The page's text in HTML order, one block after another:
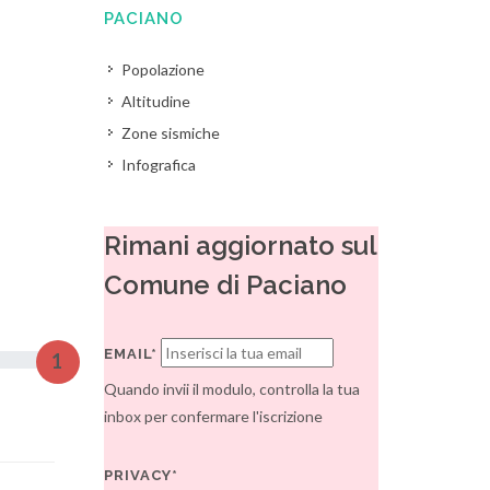
1
PACIANO
Popolazione
Altitudine
Zone sismiche
Infografica
Rimani aggiornato sul
Comune di Paciano
EMAIL*
Quando invii il modulo, controlla la tua
inbox per confermare l'iscrizione
PRIVACY*